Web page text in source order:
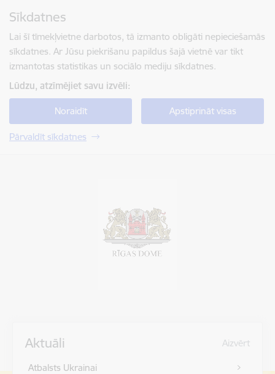
Sīkdatnes
Lai šī tīmekļvietne darbotos, tā izmanto obligāti nepieciešamās
sīkdatnes. Ar Jūsu piekrišanu papildus šajā vietnē var tikt
izmantotas statistikas un sociālo mediju sīkdatnes.
Lūdzu, atzīmējiet savu izvēli:
Noraidīt Apstiprināt visas
Pārvaldīt sīkdatnes
Aktuāli Aizvērt
Atbalsts Ukrainai